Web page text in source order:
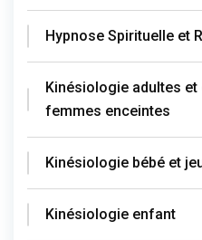
Hypnose Spirituelle et
Kinésiologie adultes
femmes enceintes
Kinésiologie bébé et
Kinésiologie enfant